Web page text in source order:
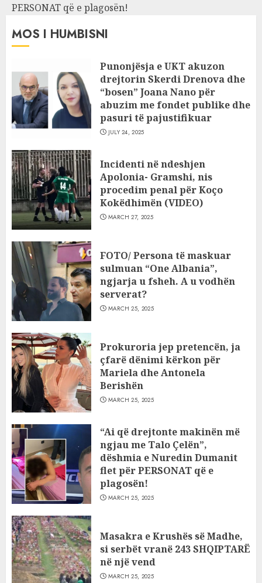
PERSONAT që e plagosën!
MOS I HUMBISNI
Punonjësja e UKT akuzon
drejtorin Skerdi Drenova dhe
“bosen” Joana Nano për
abuzim me fondet publike dhe
pasuri të pajustifikuar
JULY 24, 2025
Incidenti në ndeshjen
Apolonia- Gramshi, nis
procedim penal për Koço
Kokëdhimën (VIDEO)
MARCH 27, 2025
FOTO/ Persona të maskuar
sulmuan “One Albania”,
ngjarja u fsheh. A u vodhën
serverat?
MARCH 25, 2025
Prokuroria jep pretencën, ja
çfarë dënimi kërkon për
Mariela dhe Antonela
Berishën
MARCH 25, 2025
“Ai që drejtonte makinën më
ngjau me Talo Çelën”,
dëshmia e Nuredin Dumanit
flet për PERSONAT që e
plagosën!
MARCH 25, 2025
Masakra e Krushës së Madhe,
si serbët vranë 243 SHQIPTARË
në një vend
MARCH 25, 2025